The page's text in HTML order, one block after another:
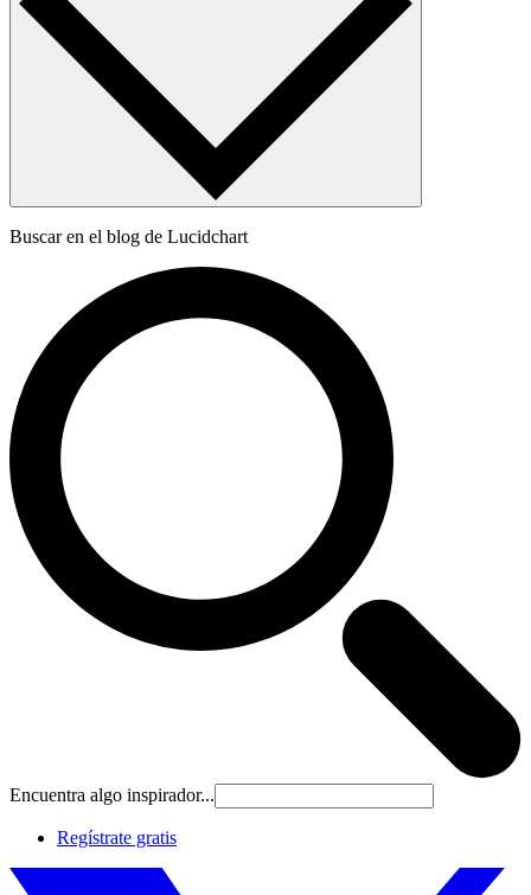
Buscar en el blog de Lucidchart
Encuentra algo inspirador...
Regístrate gratis